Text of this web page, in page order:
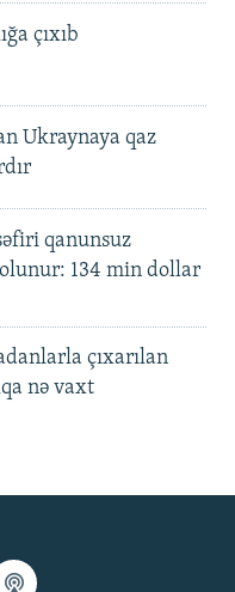
çıxıb
Ukraynaya qaz
qanunsuz
134 min dollar
çıxarılan
nə vaxt